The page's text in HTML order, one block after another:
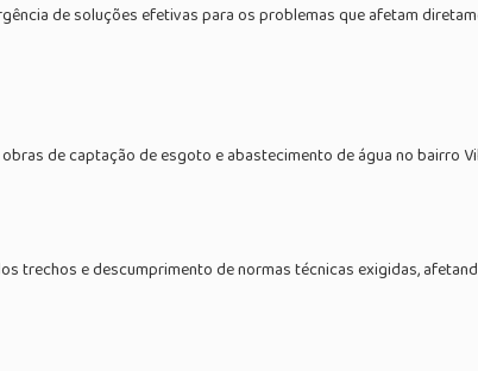
de soluções efetivas para os problemas que afetam
de captação de esgoto e abastecimento de água no bairro
trechos e descumprimento de normas técnicas exigidas,